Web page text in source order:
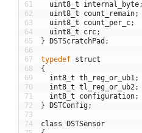
61
62
63
64
65
66
67
68
69
70
71
72
73
74
uint8 t internal_byte;
uint8 t count_remain;
uint8 t count_per_c;
uint8 t crc;
}
DSTScratchPad ;
typedef struct
{
int8 t th_reg_or_ub1;
int8 t tl_reg_or_ub2;
int8 t configuration;
}
DSTConfig;
class
DSTSensor